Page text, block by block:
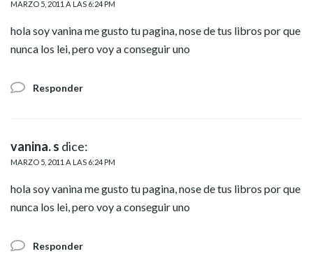
MARZO 5, 2011 A LAS 6:24 PM
hola soy vanina me gusto tu pagina, nose de tus libros por que
nunca los lei, pero voy a conseguir uno
Responder
vanina. s dice:
MARZO 5, 2011 A LAS 6:24 PM
hola soy vanina me gusto tu pagina, nose de tus libros por que
nunca los lei, pero voy a conseguir uno
Responder